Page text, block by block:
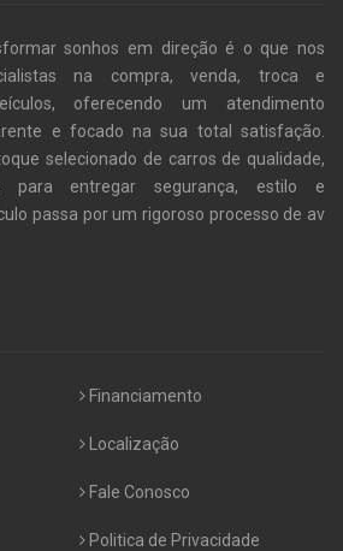
sonhos em direção é o que nos
na compra, venda, troca e
oferecendo um atendimento
e focado na sua total satisfação.
selecionado de carros de qualidade,
para entregar segurança, estilo e
passa por um rigoroso processo de av
Financiamento
Localização
Fale Conosco
Politica de Privacidade